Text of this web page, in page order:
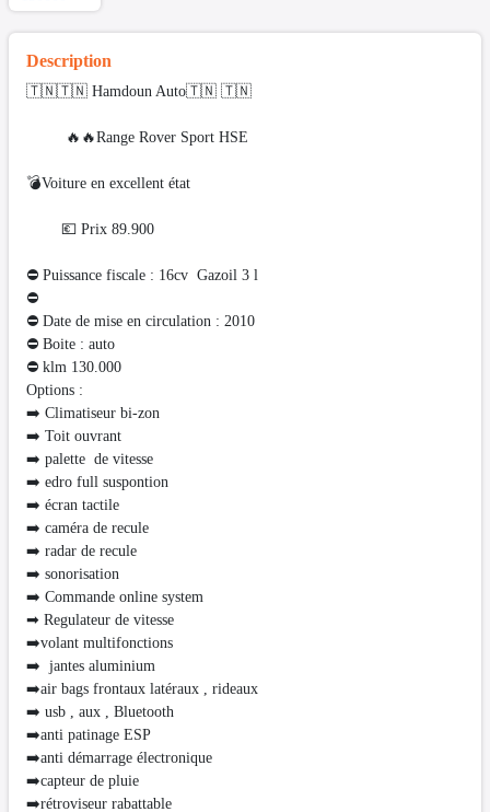
Description
🇹🇳🇹🇳 Hamdoun Auto🇹🇳 🇹🇳
🔥🔥Range Rover Sport HSE
💣Voiture en excellent état
💶 Prix 89.900
⛔ Puissance fiscale : 16cv Gazoil 3 l
⛔️
⛔ Date de mise en circulation : 2010
⛔ Boite : auto
⛔️ klm 130.000
Options :
➡️ Climatiseur bi-zon
➡️ Toit ouvrant
➡️ palette de vitesse
➡️ edro full suspontion
➡️ écran tactile
➡️ caméra de recule
➡️ radar de recule
➡️ sonorisation
➡️ Commande online system
➡ Regulateur de vitesse
➡️volant multifonctions
➡️ jantes aluminium
➡️air bags frontaux latéraux , rideaux
➡️ usb , aux , Bluetooth
➡️anti patinage ESP
➡️anti démarrage électronique
➡️capteur de pluie
➡️rétroviseur rabattable